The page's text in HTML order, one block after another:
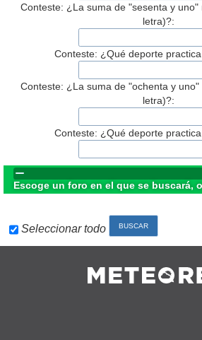
Conteste: ¿La suma de "sesenta y uno"
letra)?:
Conteste: ¿Qué deporte
Conteste: ¿La suma de "ochenta y
letra)?:
Conteste: ¿Qué deporte
Escoge un foro en el que se buscará,
Seleccionar todo